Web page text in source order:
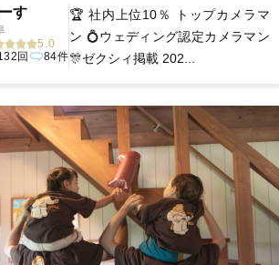
す
5.0
回
84件
🏆 社内上位10％ トップカメラマ
ン 💍ウェディング認定カメラマン
🎊ゼクシィ掲載 202...